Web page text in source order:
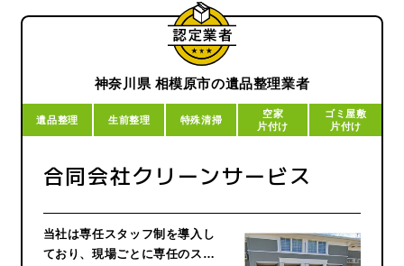
神奈川県 相模原市の遺品整理業者
遺品整理 生前整理 特殊清掃
空家
片付け
ゴミ屋敷
片付け
合同会社クリーンサービス
当社は専任スタッフ制を導入し
ており、現場ごとに専任のスタ